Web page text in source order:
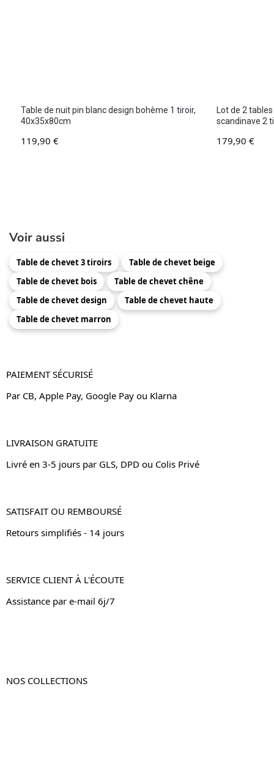
Table de nuit pin blanc design bohème 1 tiroir,
40x35x80cm
119,90 €
Lot de 2
scandinave 2
179,90 €
Voir aussi
Table de chevet 3 tiroirs
Table de chevet beige
Table de chevet bois
Table de chevet chêne
Table de chevet design
Table de chevet haute
Table de chevet marron
PAIEMENT SÉCURISÉ
Par CB, Apple Pay, Google Pay ou Klarna
LIVRAISON GRATUITE
Livré en 3-5 jours par GLS, DPD ou Colis Privé
SATISFAIT OU REMBOURSÉ
Retours simplifiés - 14 jours
SERVICE CLIENT À L'ÉCOUTE
Assistance par e-mail 6j/7
NOS COLLECTIONS